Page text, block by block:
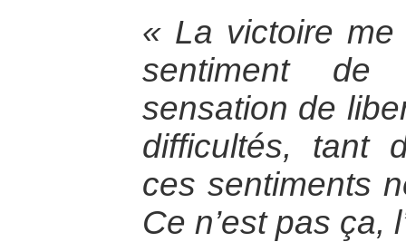
« La victoire
sentiment
sensation de
difficultés, tant
ces sentiments
Ce n’est pas ça,